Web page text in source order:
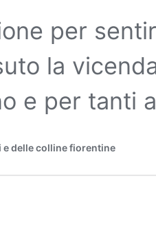
per
la
e per tanti
e delle colline fiorentine